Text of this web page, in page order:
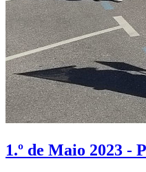
1.º de Maio 2023 -